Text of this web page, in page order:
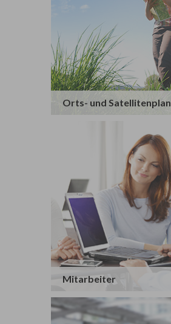
Orts- und Satellitenplan
Mitarbeiter